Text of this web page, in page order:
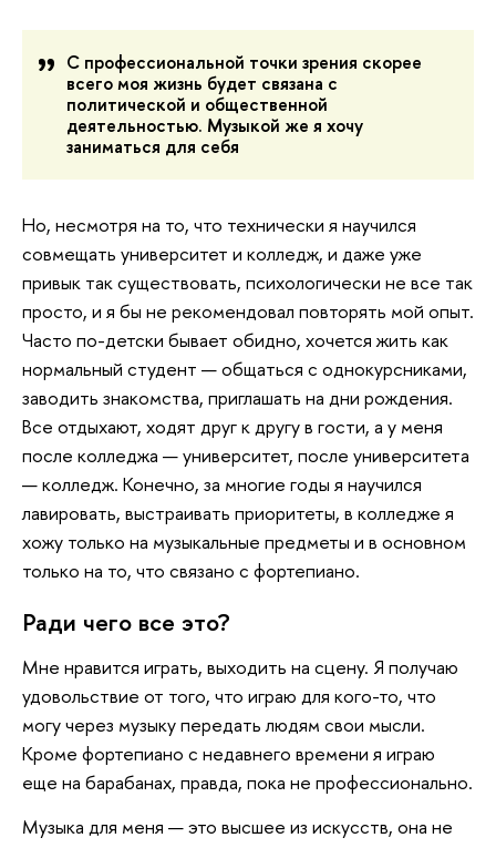
С профессиональной точки зрения скорее
всего моя жизнь будет связана с
политической и общественной
деятельностью. Музыкой же я хочу
заниматься для себя
Но, несмотря на то, что технически я научился
совмещать университет и колледж, и даже уже
привык так существовать, психологически не все так
просто, и я бы не рекомендовал повторять мой опыт.
Часто по-детски бывает обидно, хочется жить как
нормальный студент — общаться с однокурсниками,
заводить знакомства, приглашать на дни рождения.
Все отдыхают, ходят друг к другу в гости, а у меня
после колледжа — университет, после университета
— колледж. Конечно, за многие годы я научился
лавировать, выстраивать приоритеты, в колледже я
хожу только на музыкальные предметы и в основном
только на то, что связано с фортепиано.
Ради чего все это?
Мне нравится играть, выходить на сцену. Я получаю
удовольствие от того, что играю для кого-то, что
могу через музыку передать людям свои мысли.
Кроме фортепиано с недавнего времени я играю
еще на барабанах, правда, пока не профессионально.
Музыка для меня — это высшее из искусств, она не